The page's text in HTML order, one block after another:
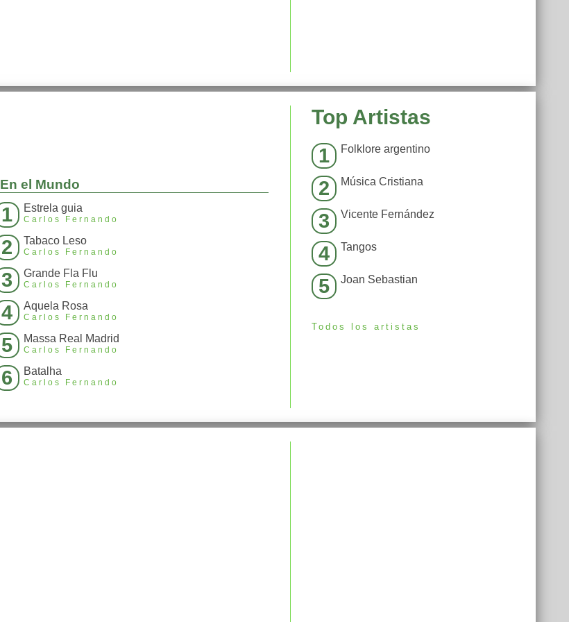
En el Mundo
1 Estrela guia
Carlos Fernando
2 Tabaco Leso
Carlos Fernando
3 Grande Fla Flu
Carlos Fernando
4 Aquela Rosa
Carlos Fernando
5 Massa Real Madrid
Carlos Fernando
6 Batalha
Carlos Fernando
Top Artistas
1 Folklore argentino
2 Música Cristiana
3 Vicente Fernández
4 Tangos
5 Joan Sebastian
Todos los artistas